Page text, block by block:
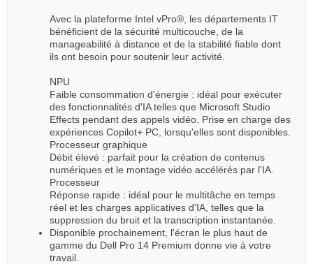
Avec la plateforme Intel vPro®, les départements IT
bénéficient de la sécurité multicouche, de la
manageabilité à distance et de la stabilité fiable dont
ils ont besoin pour soutenir leur activité.
NPU
Faible consommation d'énergie : idéal pour exécuter
des fonctionnalités d'IA telles que Microsoft Studio
Effects pendant des appels vidéo. Prise en charge des
expériences Copilot+ PC, lorsqu'elles sont disponibles.
Processeur graphique
Débit élevé : parfait pour la création de contenus
numériques et le montage vidéo accélérés par l'IA.
Processeur
Réponse rapide : idéal pour le multitâche en temps
réel et les charges applicatives d'IA, telles que la
suppression du bruit et la transcription instantanée.
Disponible prochainement, l'écran le plus haut de
gamme du Dell Pro 14 Premium donne vie à votre
travail.